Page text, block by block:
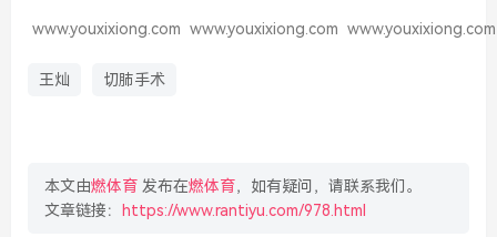
www.youxixiong.com www.youxixiong.com www.youxixiong.com
王灿 切肺手术
本文由燃体育 发布在燃体育，如有疑问，请联系我们。
文章链接：
https://www.rantiyu.com/978.html